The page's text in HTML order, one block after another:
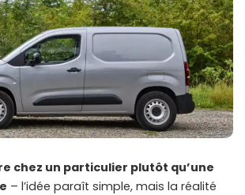
chez un particulier plutôt qu’une
– l’idée paraît simple, mais la réalité